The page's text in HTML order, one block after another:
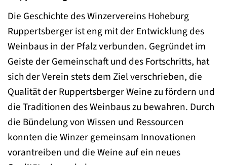
Die Geschichte des Winzervereins Hoheburg
Ruppertsberger ist eng mit der Entwicklung des
Weinbaus in der Pfalz verbunden. Gegründet im
Geiste der Gemeinschaft und des Fortschritts, hat
sich der Verein stets dem Ziel verschrieben, die
Qualität der Ruppertsberger Weine zu fördern und
die Traditionen des Weinbaus zu bewahren. Durch
die Bündelung von Wissen und Ressourcen
konnten die Winzer gemeinsam Innovationen
vorantreiben und die Weine auf ein neues